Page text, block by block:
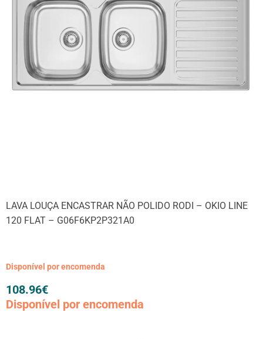
LAVA LOUÇA ENCASTRAR NÃO POLIDO RODI – OKIO LINE
120 FLAT – G06F6KP2P321A0
Disponível por encomenda
108.96€
Disponível por encomenda